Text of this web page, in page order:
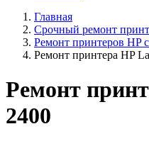
Главная
Срочный ремонт
Ремонт принтеров HP
Ремонт принтера HP
Ремонт
2400